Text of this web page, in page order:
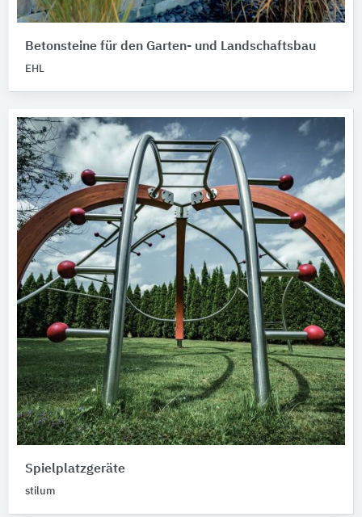
Betonsteine für den Garten- und Landschaftsbau
EHL
Spielplatzgeräte
stilum